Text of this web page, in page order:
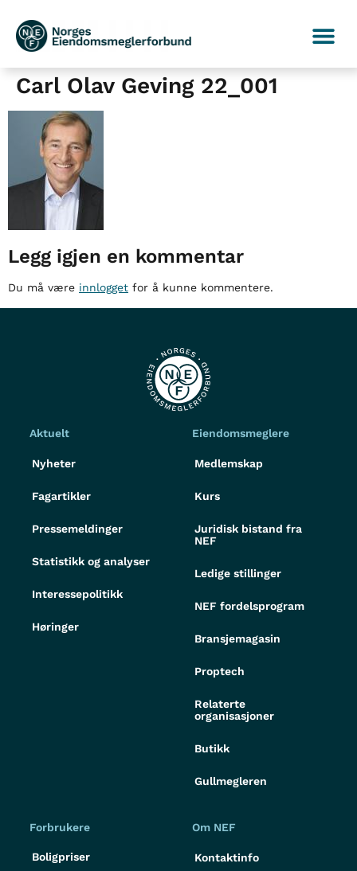
Carl Olav Geving 22_001
Legg igjen en kommentar
Du må være innlogget for å kunne kommentere.
Aktuelt
Nyheter
Fagartikler
Pressemeldinger
Statistikk og analyser
Interessepolitikk
Høringer
Eiendomsmeglere
Medlemskap
Kurs
Juridisk bistand fra
NEF
Ledige stillinger
NEF fordelsprogram
Bransjemagasin
Proptech
Relaterte
organisasjoner
Butikk
Gullmegleren
Forbrukere
Boligpriser
Om NEF
Kontaktinfo